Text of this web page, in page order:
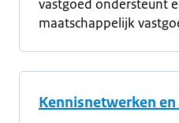
vastgoed ondersteunt
maatschappelijk
Kennisnetwerken